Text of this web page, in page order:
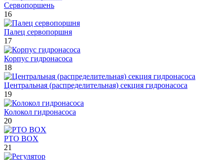
Сервопоршень
16
Палец сервопоршня
17
Корпус гидронасоса
18
Центральная (распределительная) секция гидронасоса
19
Колокол гидронасоса
20
PTO BOX
21